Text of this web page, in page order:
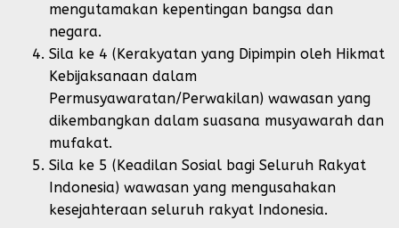
mengutamakan kepentingan bangsa dan
negara.
Sila ke 4 (Kerakyatan yang Dipimpin oleh Hikmat
Kebijaksanaan dalam
Permusyawaratan/Perwakilan) wawasan yang
dikembangkan dalam suasana musyawarah dan
mufakat.
Sila ke 5 (Keadilan Sosial bagi Seluruh Rakyat
Indonesia) wawasan yang mengusahakan
kesejahteraan seluruh rakyat Indonesia.